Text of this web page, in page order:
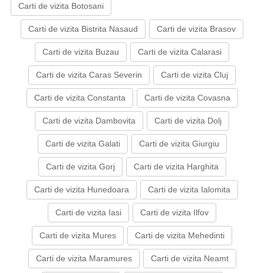
Carti de vizita Botosani
Carti de vizita Bistrita Nasaud Carti de vizita Brasov
Carti de vizita Buzau Carti de vizita Calarasi
Carti de vizita Caras Severin Carti de vizita Cluj
Carti de vizita Constanta Carti de vizita Covasna
Carti de vizita Dambovita Carti de vizita Dolj
Carti de vizita Galati Carti de vizita Giurgiu
Carti de vizita Gorj Carti de vizita Harghita
Carti de vizita Hunedoara Carti de vizita Ialomita
Carti de vizita Iasi Carti de vizita Ilfov
Carti de vizita Mures Carti de vizita Mehedinti
Carti de vizita Maramures Carti de vizita Neamt